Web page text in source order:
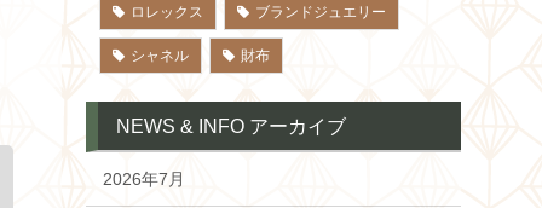
ロレックス ブランドジュエリー
シャネル 財布
NEWS & INFO アーカイブ
2026年7月